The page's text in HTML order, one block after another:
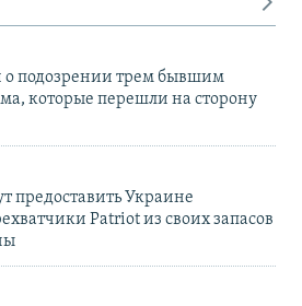
о подозрении трем бывшим
которые перешли на сторону
предоставить Украине
Patriot из своих запасов